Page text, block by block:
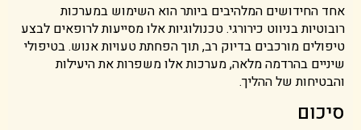
אחד החידושים המלהיבים ביותר הוא השימוש במערכות
רובוטיות בניווט כירורגי. טכנולוגיות אלו מסייעות לרופאים לבצע
טיפולים מורכבים בדיוק רב, תוך הפחתת טעויות אנוש. בטיפולי
שיניים בהרדמה מלאה, מערכות אלו משפרות את היעילות
והבטיחות של ההליך.
סיכום